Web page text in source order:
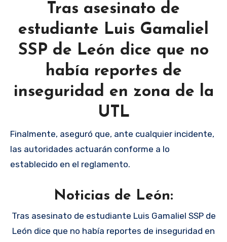
Tras asesinato de
estudiante Luis Gamaliel
SSP de León dice que no
había reportes de
inseguridad en zona de la
UTL
Finalmente, aseguró que, ante cualquier incidente,
las autoridades actuarán conforme a lo
establecido en el reglamento.
Noticias de León:
Tras asesinato de estudiante Luis Gamaliel SSP de
León dice que no había reportes de inseguridad en